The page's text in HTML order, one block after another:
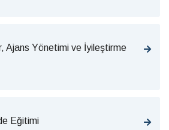
Ajans Yönetimi ve İyileştirme
Eğitimi